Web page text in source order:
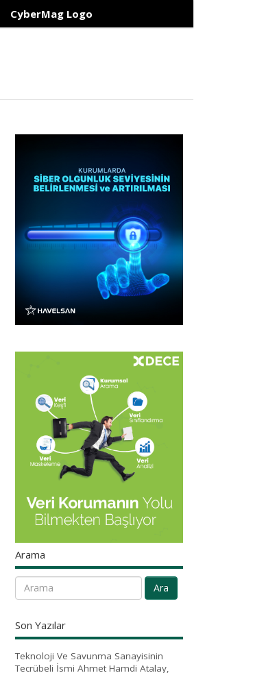
CyberMag Logo
Arama
Ara
Son Yazılar
Teknoloji Ve Savunma Sanayisinin
Tecrübeli İsmi Ahmet Hamdi Atalay,